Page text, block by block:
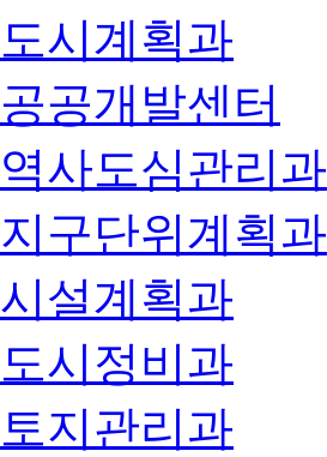
도시계획과
공공개발센터
역사도심관리과
지구단위계획과
시설계획과
도시정비과
토지관리과